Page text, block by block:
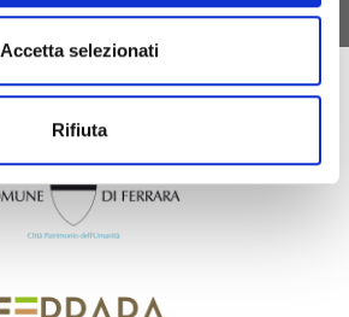
Accetta selezionati
Rifiuta